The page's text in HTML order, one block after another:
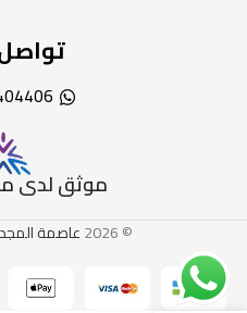
موثق لدى
© 2026 عاصمة المجد